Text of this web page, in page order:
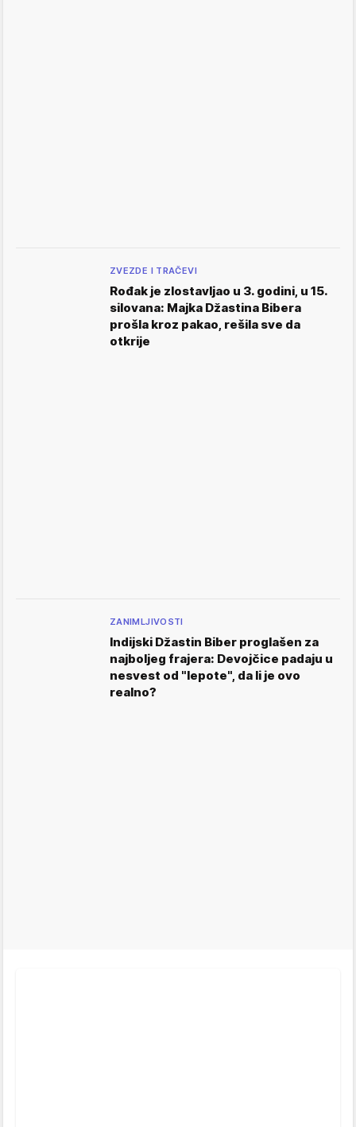
ZVEZDE I TRAČEVI
Rođak je zlostavljao u 3. godini, u 15.
silovana: Majka Džastina Bibera
prošla kroz pakao, rešila sve da
otkrije
ZANIMLJIVOSTI
Indijski Džastin Biber proglašen za
najboljeg frajera: Devojčice padaju u
nesvest od "lepote", da li je ovo
realno?